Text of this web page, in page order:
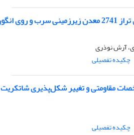
آرش نوذری
چکیده تفصیلی
مقاومتی و تغییر شکل‌پذیری شاتکریت
چکیده تفصیلی